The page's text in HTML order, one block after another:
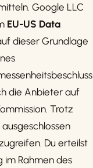
Google LLC
EU-US Data
dieser Grundlage
die Anbieter auf
Trotz
Du erteilst
im Rahmen des